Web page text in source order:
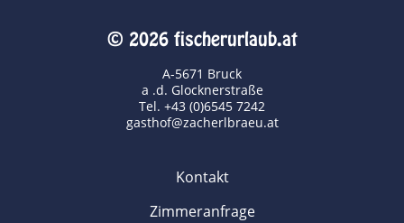
© 2026 fischerurlaub.at
A-5671 Bruck
a .d. Glocknerstraße
Tel. +43 (0)6545 7242
gasthof@zacherlbraeu.at
Kontakt
Zimmeranfrage